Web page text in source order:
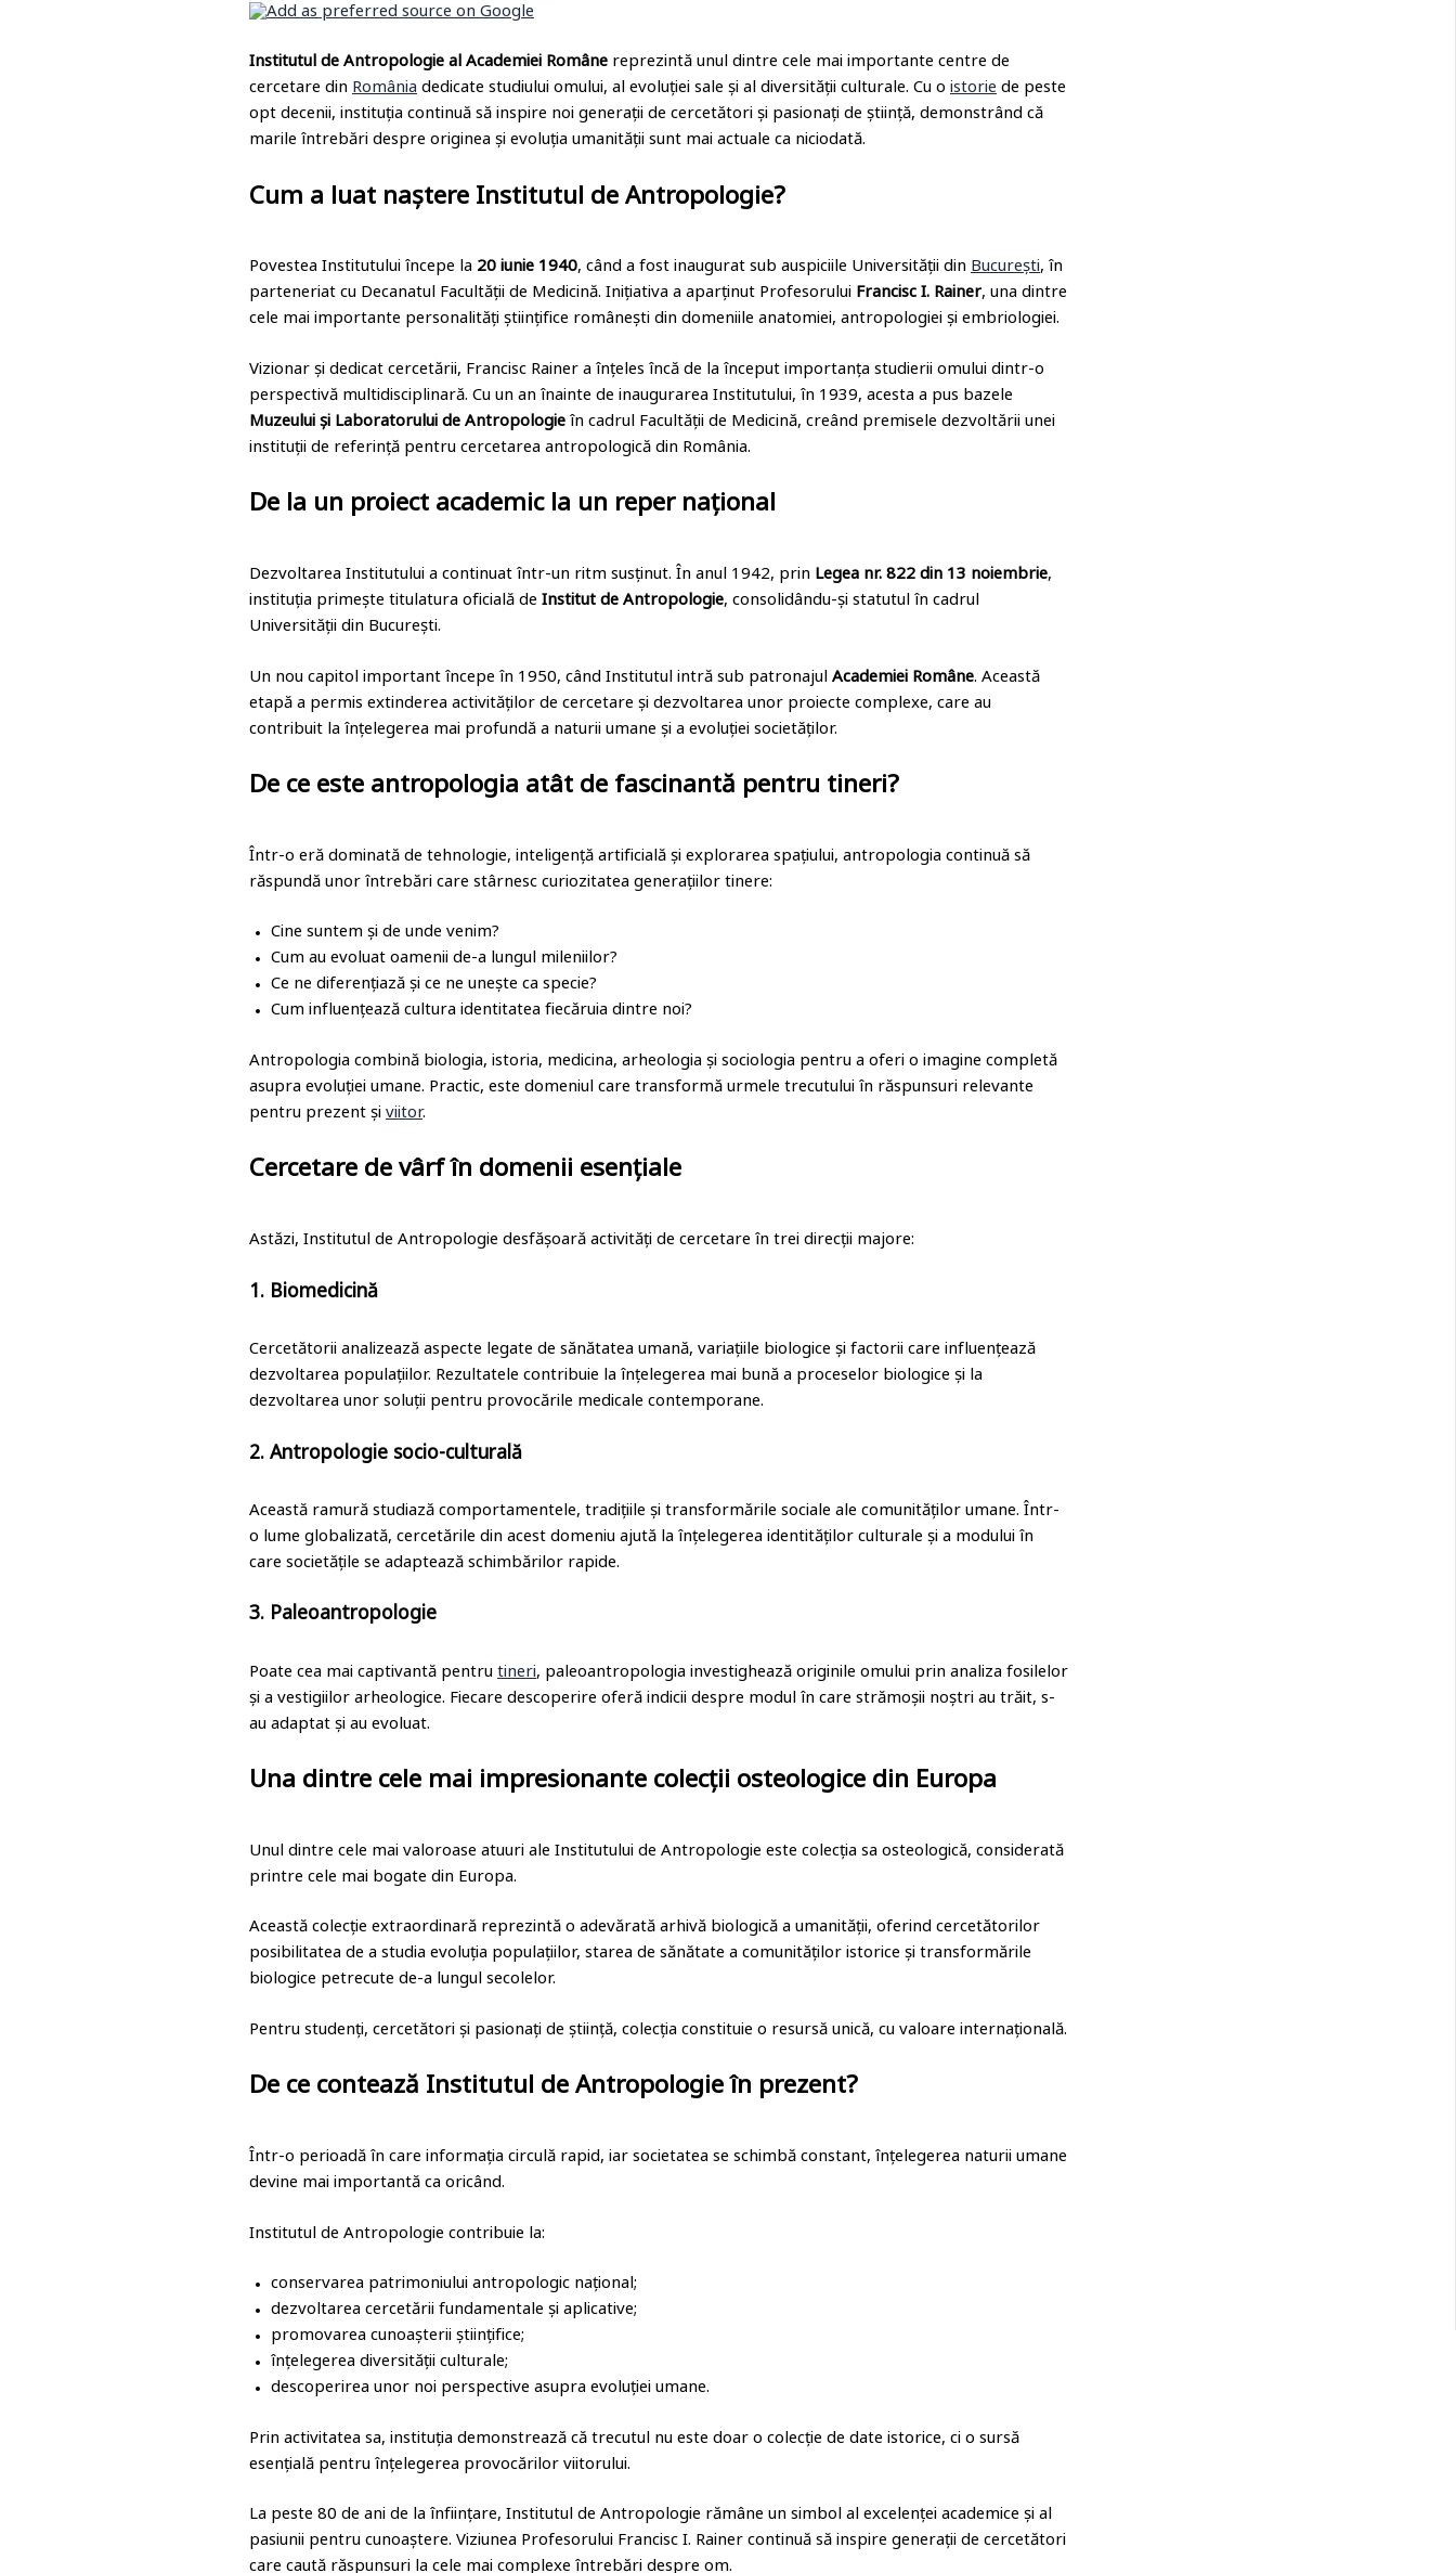
Institutul de Antropologie al Academiei Române reprezintă unul dintre cele mai importante centre de
cercetare din România dedicate studiului omului, al evoluției sale și al diversității culturale. Cu o istorie de peste
opt decenii, instituția continuă să inspire noi generații de cercetători și pasionați de știință, demonstrând că
marile întrebări despre originea și evoluția umanității sunt mai actuale ca niciodată.
Cum a luat naștere Institutul de Antropologie?
Povestea Institutului începe la 20 iunie 1940, când a fost inaugurat sub auspiciile Universității din București, în
parteneriat cu Decanatul Facultății de Medicină. Inițiativa a aparținut Profesorului Francisc I. Rainer, una dintre
cele mai importante personalități științifice românești din domeniile anatomiei, antropologiei și embriologiei.
Vizionar și dedicat cercetării, Francisc Rainer a înțeles încă de la început importanța studierii omului dintr-o
perspectivă multidisciplinară. Cu un an înainte de inaugurarea Institutului, în 1939, acesta a pus bazele
Muzeului și Laboratorului de Antropologie în cadrul Facultății de Medicină, creând premisele dezvoltării unei
instituții de referință pentru cercetarea antropologică din România.
De la un proiect academic la un reper național
Dezvoltarea Institutului a continuat într-un ritm susținut. În anul 1942, prin Legea nr. 822 din 13 noiembrie,
instituția primește titulatura oficială de Institut de Antropologie, consolidându-și statutul în cadrul
Universității din București.
Un nou capitol important începe în 1950, când Institutul intră sub patronajul Academiei Române. Această
etapă a permis extinderea activităților de cercetare și dezvoltarea unor proiecte complexe, care au
contribuit la înțelegerea mai profundă a naturii umane și a evoluției societăților.
De ce este antropologia atât de fascinantă pentru tineri?
Într-o eră dominată de tehnologie, inteligență artificială și explorarea spațiului, antropologia continuă să
răspundă unor întrebări care stârnesc curiozitatea generațiilor tinere:
Cine suntem și de unde venim?
Cum au evoluat oamenii de-a lungul mileniilor?
Ce ne diferențiază și ce ne unește ca specie?
Cum influențează cultura identitatea fiecăruia dintre noi?
Antropologia combină biologia, istoria, medicina, arheologia și sociologia pentru a oferi o imagine completă
asupra evoluției umane. Practic, este domeniul care transformă urmele trecutului în răspunsuri relevante
pentru prezent și viitor.
Cercetare de vârf în domenii esențiale
Astăzi, Institutul de Antropologie desfășoară activități de cercetare în trei direcții majore:
1. Biomedicină
Cercetătorii analizează aspecte legate de sănătatea umană, variațiile biologice și factorii care influențează
dezvoltarea populațiilor. Rezultatele contribuie la înțelegerea mai bună a proceselor biologice și la
dezvoltarea unor soluții pentru provocările medicale contemporane.
2. Antropologie socio-culturală
Această ramură studiază comportamentele, tradițiile și transformările sociale ale comunităților umane. Într-
o lume globalizată, cercetările din acest domeniu ajută la înțelegerea identităților culturale și a modului în
care societățile se adaptează schimbărilor rapide.
3. Paleoantropologie
Poate cea mai captivantă pentru tineri, paleoantropologia investighează originile omului prin analiza fosilelor
și a vestigiilor arheologice. Fiecare descoperire oferă indicii despre modul în care strămoșii noștri au trăit, s-
au adaptat și au evoluat.
Una dintre cele mai impresionante colecții osteologice din Europa
Unul dintre cele mai valoroase atuuri ale Institutului de Antropologie este colecția sa osteologică, considerată
printre cele mai bogate din Europa.
Această colecție extraordinară reprezintă o adevărată arhivă biologică a umanității, oferind cercetătorilor
posibilitatea de a studia evoluția populațiilor, starea de sănătate a comunităților istorice și transformările
biologice petrecute de-a lungul secolelor.
Pentru studenți, cercetători și pasionați de știință, colecția constituie o resursă unică, cu valoare internațională.
De ce contează Institutul de Antropologie în prezent?
Într-o perioadă în care informația circulă rapid, iar societatea se schimbă constant, înțelegerea naturii umane
devine mai importantă ca oricând.
Institutul de Antropologie contribuie la:
conservarea patrimoniului antropologic național;
dezvoltarea cercetării fundamentale și aplicative;
promovarea cunoașterii științifice;
înțelegerea diversității culturale;
descoperirea unor noi perspective asupra evoluției umane.
Prin activitatea sa, instituția demonstrează că trecutul nu este doar o colecție de date istorice, ci o sursă
esențială pentru înțelegerea provocărilor viitorului.
La peste 80 de ani de la înființare, Institutul de Antropologie rămâne un simbol al excelenței academice și al
pasiunii pentru cunoaștere. Viziunea Profesorului Francisc I. Rainer continuă să inspire generații de cercetători